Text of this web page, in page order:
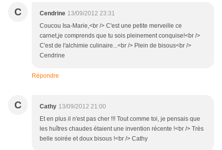
C Cendrine 13/09/2012 23:31
Coucou Isa-Marie,<br /> C'est une petite merveille ce
carnet,je comprends que tu sois pleinement conquise!<br />
C'est de l'alchimie culinaire...<br /> Plein de bisous<br />
Cendrine
Répondre
C Cathy 13/09/2012 21:00
Et en plus il n'est pas cher !!! Tout comme toi, je pensais que
les huîtres chaudes étaient une invention récente !<br /> Très
belle soirée et doux bisous !<br /> Cathy